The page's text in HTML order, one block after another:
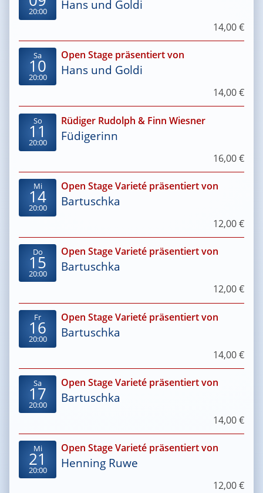
20:00 Hans und Goldi
14,00 €
Sa
10
20:00
Open Stage präsentiert von
Hans und Goldi
14,00 €
So
11
20:00
Rüdiger Rudolph & Finn Wiesner
Füdigerinn
16,00 €
Mi
14
20:00
Open Stage Varieté präsentiert von
Bartuschka
12,00 €
Do
15
20:00
Open Stage Varieté präsentiert von
Bartuschka
12,00 €
Fr
16
20:00
Open Stage Varieté präsentiert von
Bartuschka
14,00 €
Sa
17
20:00
Open Stage Varieté präsentiert von
Bartuschka
14,00 €
Mi
21
20:00
Open Stage Varieté präsentiert von
Henning Ruwe
12,00 €